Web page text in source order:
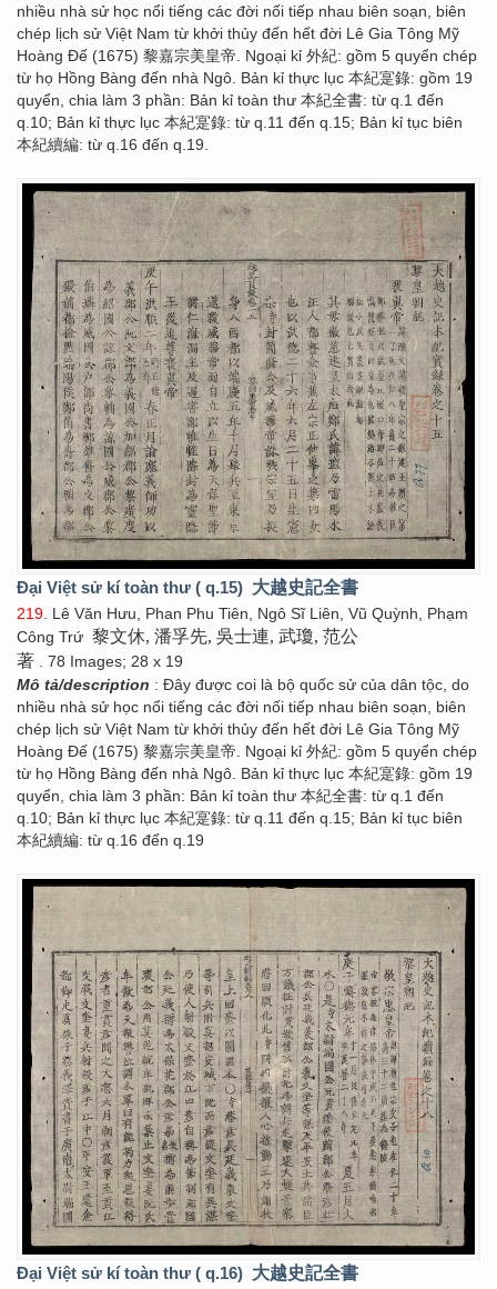
nhiều nhà sử học nổi tiếng các đời nối tiếp nhau biên soạn, biên
chép lịch sử Việt Nam từ khởi thủy đến hết đời Lê Gia Tông Mỹ
Hoàng Đế (1675) 黎嘉宗美皇帝. Ngoại kỉ 外紀: gồm 5 quyển chép
từ họ Hồng Bàng đến nhà Ngô. Bản kỉ thực lục 本紀寔錄: gồm 19
quyển, chia làm 3 phần: Bản kỉ toàn thư 本紀全書: từ q.1 đến
q.10; Bản kỉ thực lục 本紀寔錄: từ q.11 đến q.15; Bản kỉ tục biên
本紀續編: từ q.16 đến q.19.
Đại Việt sử kí toàn thư ( q.15) 大越史記全書
219 . Lê Văn Hưu, Phan Phu Tiên, Ngô Sĩ Liên, Vũ Quỳnh, Phạm
Công Trứ 黎文休, 潘孚先, 吳士連, 武瓊, 范公
著 . 78 Images; 28 x 19
Mô tả/description : Đây được coi là bộ quốc sử của dân tộc, do
nhiều nhà sử học nổi tiếng các đời nối tiếp nhau biên soạn, biên
chép lịch sử Việt Nam từ khởi thủy đến hết đời Lê Gia Tông Mỹ
Hoàng Đế (1675) 黎嘉宗美皇帝. Ngoại kỉ 外紀: gồm 5 quyển chép
từ họ Hồng Bàng đến nhà Ngô. Bản kỉ thực lục 本紀寔錄: gồm 19
quyển, chia làm 3 phần: Bản kỉ toàn thư 本紀全書: từ q.1 đến
q.10; Bản kỉ thực lục 本紀寔錄: từ q.11 đến q.15; Bản kỉ tục biên
本紀續編: từ q.16 đến q.19
Đại Việt sử kí toàn thư ( q.16) 大越史記全書